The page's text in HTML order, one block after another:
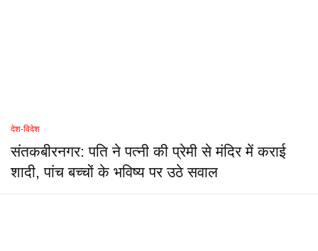
देश-विदेश
संतकबीरनगर: पति ने पत्नी की प्रेमी से मंदिर में कराई
शादी, पांच बच्चों के भविष्य पर उठे सवाल